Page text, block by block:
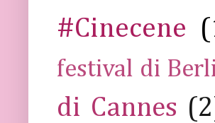
#Cinecene
festival di
di Cannes